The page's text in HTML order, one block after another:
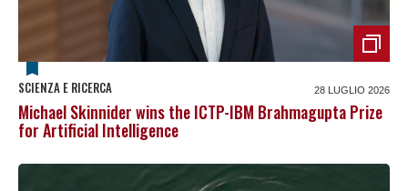
SCIENZA E RICERCA 28 LUGLIO 2026
Michael Skinnider wins the ICTP-IBM Brahmagupta Prize
for Artificial Intelligence